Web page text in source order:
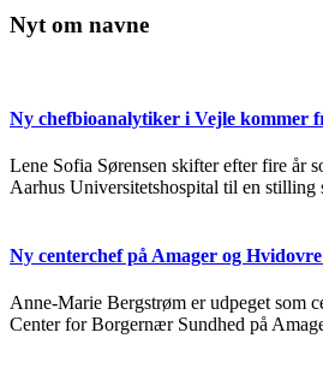
Nyt om navne
Ny chefbioanalytiker i Vejle kommer
Lene Sofia Sørensen skifter efter fire år
Aarhus Universitetshospital til en
Ny centerchef på Amager og
Anne-Marie Bergstrøm er udpeget som
Center for Borgernær Sundhed på